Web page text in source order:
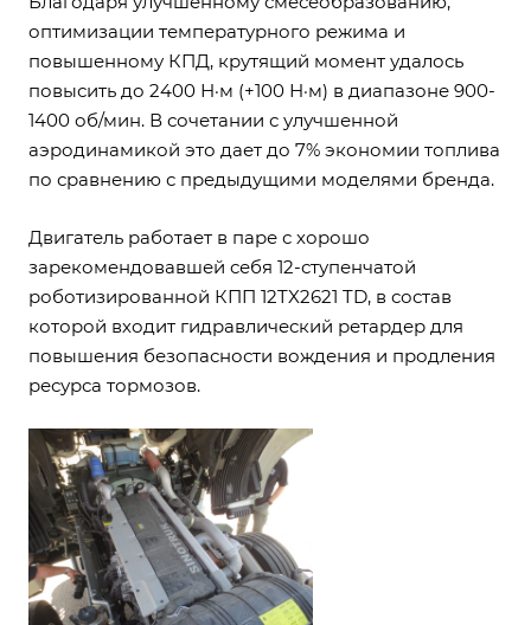
оптимизации температурного режима и
повышенному КПД, крутящий момент удалось
повысить до 2400 Н·м (+100 Н·м) в диапазоне 900-
1400 об/мин. В сочетании с улучшенной
аэродинамикой это дает до 7% экономии топлива
по сравнению с предыдущими моделями бренда.
Двигатель работает в паре с хорошо
зарекомендовавшей себя 12-ступенчатой
роботизированной КПП 12TX2621 TD, в состав
которой входит гидравлический ретардер для
повышения безопасности вождения и продления
ресурса тормозов.